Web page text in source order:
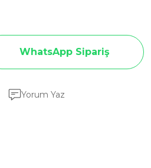
WhatsApp Sipariş
Yorum Yaz